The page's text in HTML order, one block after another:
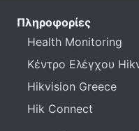
Πληροφορίες
Health Monitoring
Κέντρο Ελέγχου
Hikvision Greece
Hik Connect